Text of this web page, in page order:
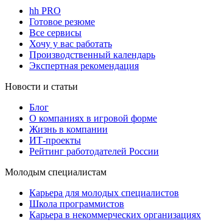
hh PRO
Готовое резюме
Все сервисы
Хочу у вас работать
Производственный календарь
Экспертная рекомендация
Новости и статьи
Блог
О компаниях в игровой форме
Жизнь в компании
ИТ-проекты
Рейтинг работодателей России
Молодым специалистам
Карьера для молодых специалистов
Школа программистов
Карьера в некоммерческих организациях